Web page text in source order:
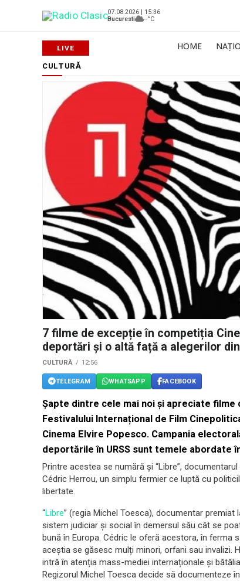
07.08.2026 | 15:36
Bucuresti
--°C
HOME
CULTURĂ
7 filme de excepție în competiția
deportări și o altă față a alegerilor
CULTURĂ 12:56
TELEGRAM WHATSAPP FACEBOOK
Șapte dintre cele mai noi și apreciate
Festivalului Internațional de Film
Cinema Elvire Popesco. Campania
deportările în URSS sunt temele abordate
Printre acestea se numără și “Libre”,
Cédric Herrou, un simplu fermier ce luptă cu
libertate.
“Libre” (regia Michel Toesca), documentar
sistem judiciar și social în demersul său cât se
bună în Europa. Cédric le oferă acestora, în ferma
aceștia se găsesc mulți minori, orfani sau invalizi.
intră în atenția mass-mediei internaționale și
Regizorul Michel Toesca decide să documenteze